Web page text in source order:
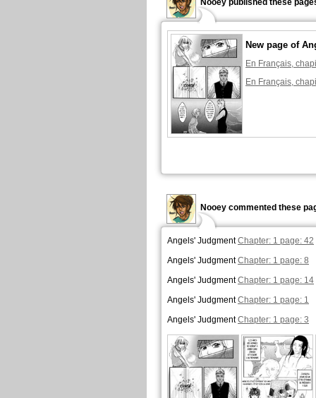
Nooey published these
New page of
En Français,
En Français,
Nooey commented these
Angels' JudgmentChapter: 1 page: 42
Angels' JudgmentChapter: 1 page: 8
Angels' JudgmentChapter: 1 page: 14
Angels' JudgmentChapter: 1 page: 1
Angels' JudgmentChapter: 1 page: 3